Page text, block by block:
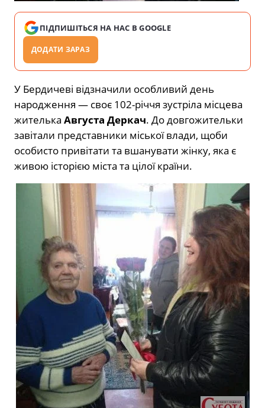
ПІДПИШІТЬСЯ НА НАС В GOOGLE
ДОДАТИ ЗАРАЗ
У Бердичеві відзначили особливий день
народження — своє 102-річчя зустріла місцева
жителька Августа Деркач. До довгожительки
завітали представники міської влади, щоби
особисто привітати та вшанувати жінку, яка є
живою історією міста та цілої країни.